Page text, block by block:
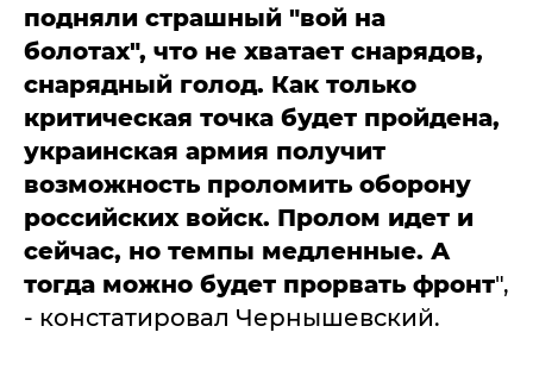
подняли страшный "вой на
болотах", что не хватает снарядов,
снарядный голод. Как только
критическая точка будет пройдена,
украинская армия получит
возможность проломить оборону
российских войск. Пролом идет и
сейчас, но темпы медленные. А
тогда можно будет прорвать фронт",
- констатировал Чернышевский.